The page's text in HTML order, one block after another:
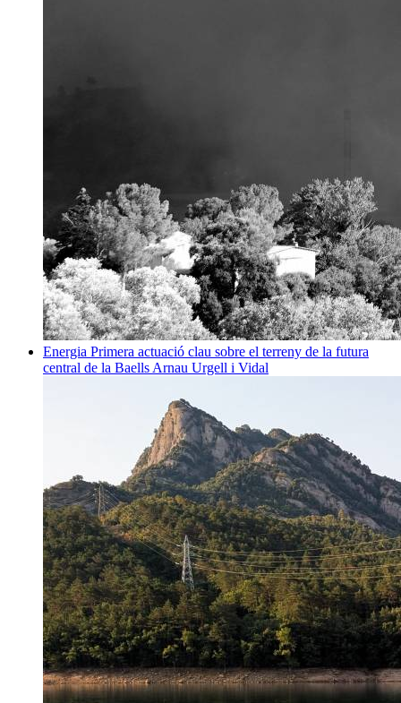
Energia Primera actuació clau sobre el terreny de la futura
central de la Baells Arnau Urgell i Vidal